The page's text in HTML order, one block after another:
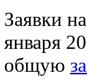
Заявки
января
общую